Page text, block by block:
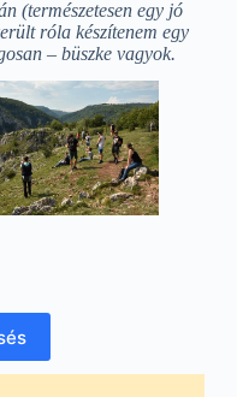
(természetesen egy jó
róla készítenem egy
– büszke vagyok.